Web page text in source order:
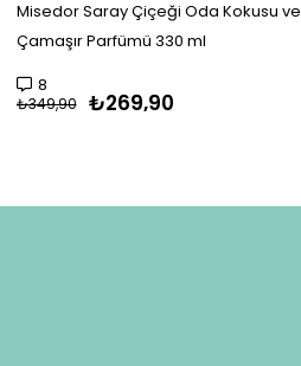
Misedor Saray Çiçeği Oda Kokusu ve
Çamaşır Parfümü 330 ml
8
₺269,90
₺349,90